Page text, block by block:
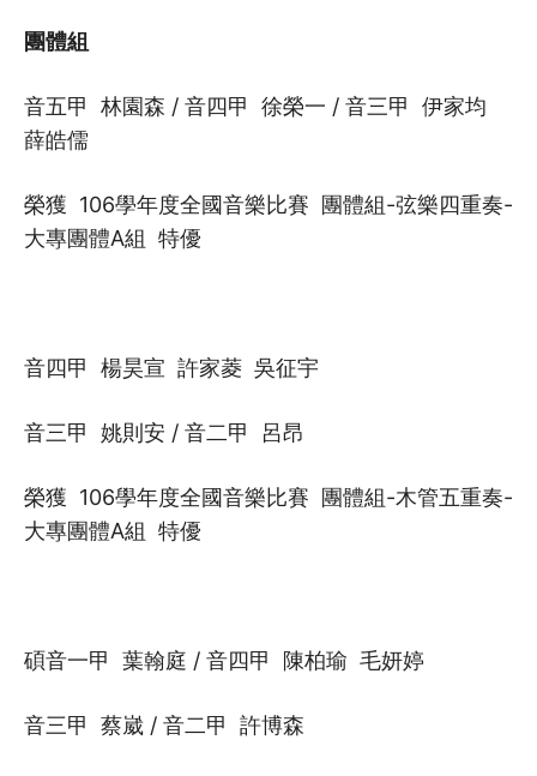
團體組
音五甲 林園森 / 音四甲 徐榮一 / 音三甲 伊家均
薛皓儒
榮獲 106學年度全國音樂比賽 團體組-弦樂四重奏-
大專團體A組 特優
音四甲 楊昊宣 許家菱 吳征宇
音三甲 姚則安 / 音二甲 呂昂
榮獲 106學年度全國音樂比賽 團體組-木管五重奏-
大專團體A組 特優
碩音一甲 葉翰庭 / 音四甲 陳柏瑜 毛妍婷
音三甲 蔡崴 / 音二甲 許博森